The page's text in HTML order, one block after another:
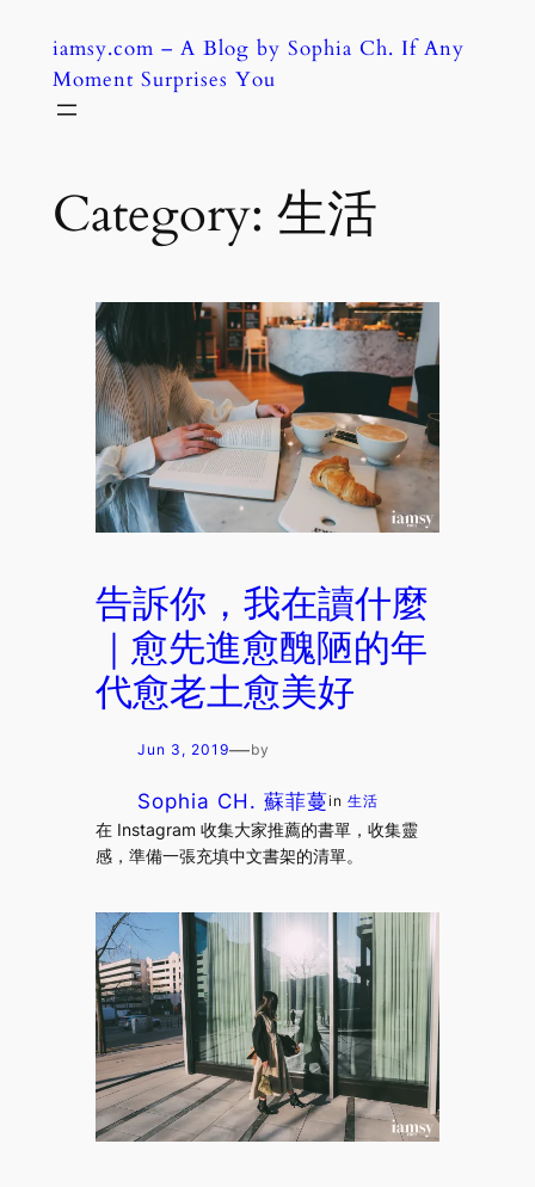
content
iamsy.com – A Blog by Sophia Ch. If Any
Moment Surprises You
Category: 生活
告訴你，我在讀什麼
｜愈先進愈醜陋的年
代愈老土愈美好
Jun 3, 2019—by
Sophia CH. 蘇菲蔓in生活
在 Instagram 收集大家推薦的書單，收集靈
感，準備一張充填中文書架的清單。